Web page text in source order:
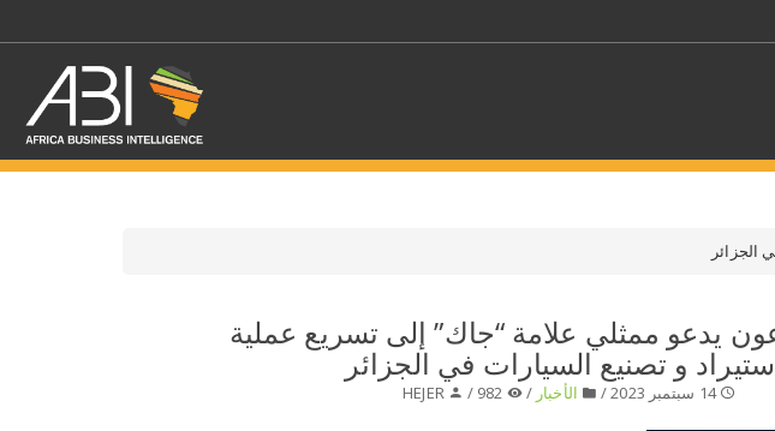
اختر قطاع / القطاعات
حدد الفرع حدد الفئة
الجزائر
يدعو ممثلي علامة “جاك” إلى تسريع عملية
و تصنيع السيارات في الجزائر
14 سبتمبر 2023 / الأخبار /